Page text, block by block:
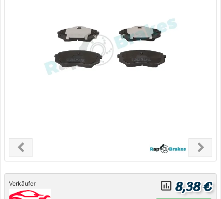
chevron_leftPrevious chevron_right
Next
Verkäufer insert_chart_outlined 8,38 €